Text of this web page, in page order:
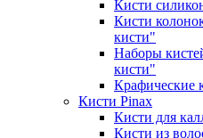
Кисти
Кисти
кисти"
Наборы
кисти"
Крафические
Кисти Pinax
Кисти для
Кисти из